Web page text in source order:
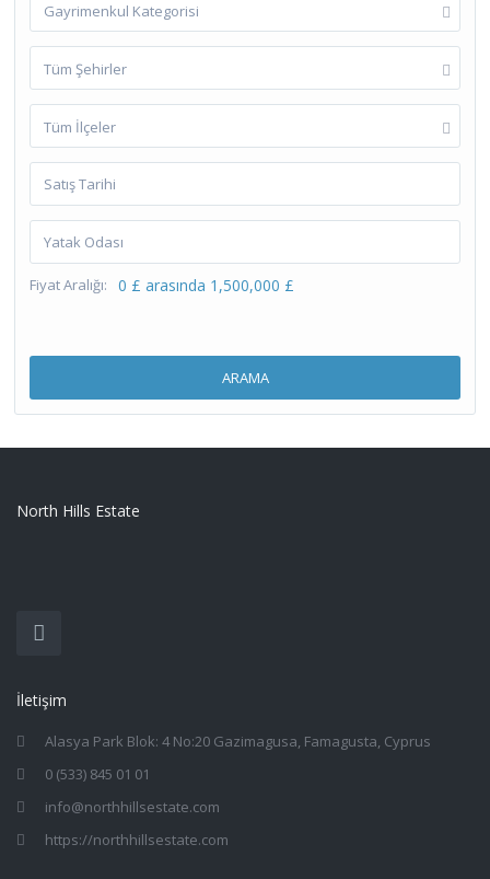
Gayrimenkul Kategorisi
Tüm Şehirler
Tüm İlçeler
Fiyat Aralığı: 0 £ arasında 1,500,000 £
ARAMA
North Hills Estate
İletişim
Alasya Park Blok: 4 No:20 Gazimagusa, Famagusta, Cyprus
0 (533) 845 01 01
info@northhillsestate.com
https://northhillsestate.com